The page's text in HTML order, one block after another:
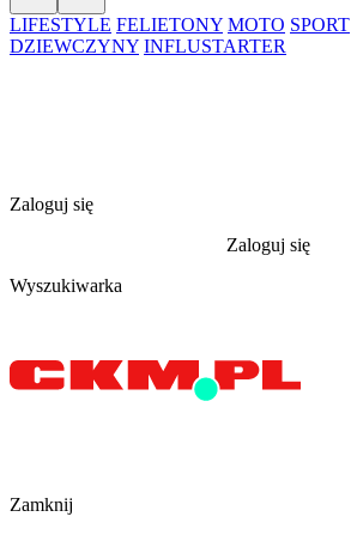
LIFESTYLE FELIETONY MOTO SPORT
DZIEWCZYNY INFLUSTARTER
Zaloguj się
Zaloguj się
Wyszukiwarka
Zamknij